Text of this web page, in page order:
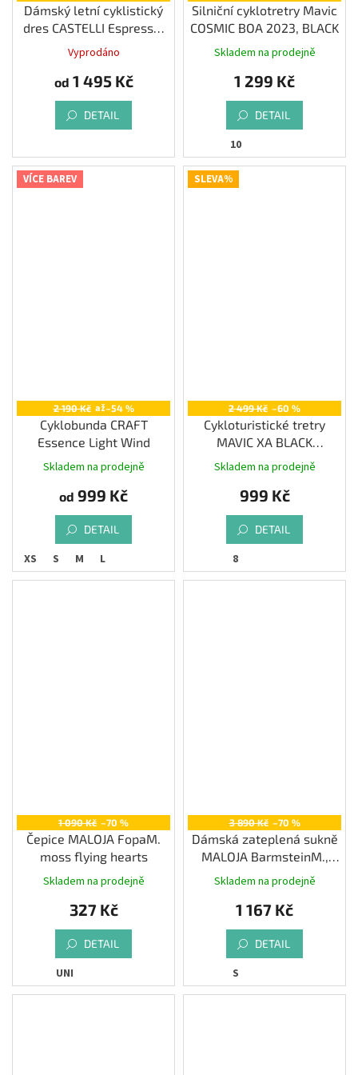
Dámský letní cyklistický
dres CASTELLI Espresso,
hibiscus
Vyprodáno
od 1 495 Kč
DETAIL
Silniční cyklotretry Mavic
COSMIC BOA 2023, BLACK
Průměrné
hvězdiček.
Skladem na prodejně
1 299 Kč
DETAIL
10
VÍCE BAREV
2 190 Kč až–54 %
Cyklobunda CRAFT
Essence Light Wind
Průměrné
produktu
hvězdiček.
Skladem na prodejně
od 999 Kč
DETAIL
XS S M L
SLEVA%
2 499 Kč –60 %
Cykloturistické tretry
MAVIC XA BLACK
SULPHUR SPRING
Skladem na prodejně
999 Kč
DETAIL
8
1 090 Kč –70 %
Čepice MALOJA FopaM.
moss flying hearts
Skladem na prodejně
327 Kč
DETAIL
UNI
3 890 Kč –70 %
Dámská zateplená sukně
MALOJA BarmsteinM.,
midnight
Skladem na prodejně
1 167 Kč
DETAIL
S